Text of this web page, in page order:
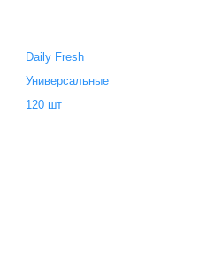
Daily Fresh
Универсальные
120 шт